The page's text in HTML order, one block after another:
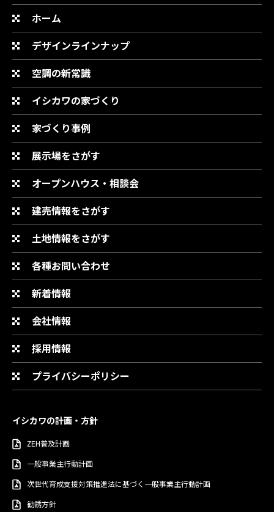
ホーム
デザインラインナップ
空調の新常識
イシカワの家づくり
家づくり事例
展示場をさがす
オープンハウス・相談会
建売情報をさがす
土地情報をさがす
各種お問い合わせ
新着情報
会社情報
採用情報
プライバシーポリシー
イシカワの計画・方針
ZEH普及計画
一般事業主行動計画
次世代育成支援対策推進法に基づく一般事業主行動計画
勧誘方針